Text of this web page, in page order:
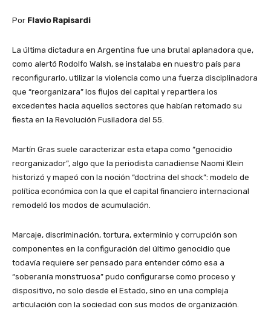
Por Flavio Rapisardi
La última dictadura en Argentina fue una brutal aplanadora que,
como alertó Rodolfo Walsh, se instalaba en nuestro país para
reconfigurarlo, utilizar la violencia como una fuerza disciplinadora
que “reorganizara” los flujos del capital y repartiera los
excedentes hacia aquellos sectores que habían retomado su
fiesta en la Revolución Fusiladora del 55.
Martín Gras suele caracterizar esta etapa como “genocidio
reorganizador”, algo que la periodista canadiense Naomi Klein
historizó y mapeó con la noción “doctrina del shock”: modelo de
política económica con la que el capital financiero internacional
remodeló los modos de acumulación.
Marcaje, discriminación, tortura, exterminio y corrupción son
componentes en la configuración del último genocidio que
todavía requiere ser pensado para entender cómo esa a
“soberanía monstruosa” pudo configurarse como proceso y
dispositivo, no solo desde el Estado, sino en una compleja
articulación con la sociedad con sus modos de organización.